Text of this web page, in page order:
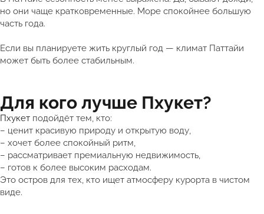
но они чаще кратковременные. Море спокойнее большую
часть года.
Если вы планируете жить круглый год — климат Паттайи
может быть более стабильным.
Для кого лучше Пхукет?
Пхукет подойдёт тем, кто:
– ценит красивую природу и открытую воду,
– хочет более спокойный ритм,
– рассматривает премиальную недвижимость,
– готов к более высоким расходам.
Это остров для тех, кто ищет атмосферу курорта в чистом
виде.